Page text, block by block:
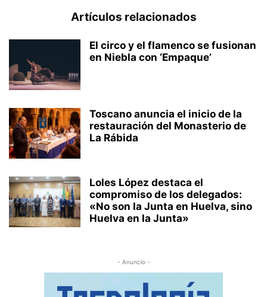
Artículos relacionados
El circo y el flamenco se fusionan
en Niebla con ‘Empaque’
Toscano anuncia el inicio de la
restauración del Monasterio de
La Rábida
Loles López destaca el
compromiso de los delegados:
«No son la Junta en Huelva, sino
Huelva en la Junta»
- Anuncio -